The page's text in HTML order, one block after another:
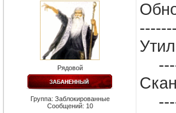
Рядовой
Группа: Заблокированные
Сообщений: 10